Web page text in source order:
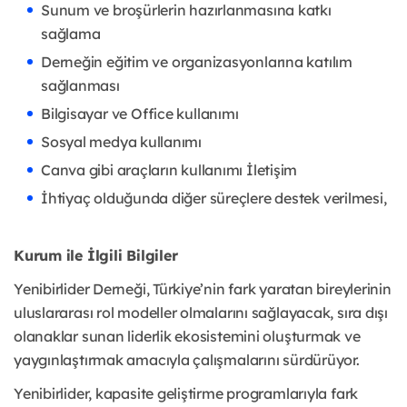
Sunum ve broşürlerin hazırlanmasına katkı
sağlama
Derneğin eğitim ve organizasyonlarına katılım
sağlanması
Bilgisayar ve Office kullanımı
Sosyal medya kullanımı
Canva gibi araçların kullanımı İletişim
İhtiyaç olduğunda diğer süreçlere destek verilmesi,
Kurum ile İlgili Bilgiler
Yenibirlider Derneği, Türkiye’nin fark yaratan bireylerinin
uluslararası rol modeller olmalarını sağlayacak, sıra dışı
olanaklar sunan liderlik ekosistemini oluşturmak ve
yaygınlaştırmak amacıyla çalışmalarını sürdürüyor.
Yenibirlider, kapasite geliştirme programlarıyla fark